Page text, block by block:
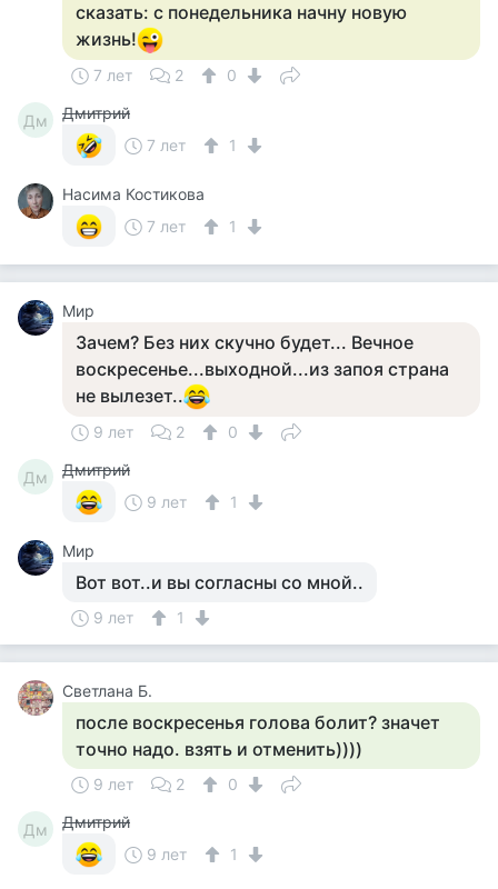
сказать: с понедельника начну новую
жизнь!
7 лет 2 0
Дм
Дмитрий
7 лет
1
Насима Костикова
7 лет
1
Мир
Зачем? Без них скучно будет... Вечное
воскресенье...выходной...из запоя страна
не вылезет..
9 лет 2 0
Дм
Дмитрий
9 лет
1
Мир
Вот вот..и вы согласны со мной..
9 лет 1
Светлана Б.
после воскресенья голова болит? значет
точно надо. взять и отменить))))
9 лет 2 0
Дм
Дмитрий
9 лет
1